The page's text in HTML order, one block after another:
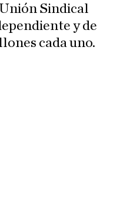
Sindical
y de
cada uno.